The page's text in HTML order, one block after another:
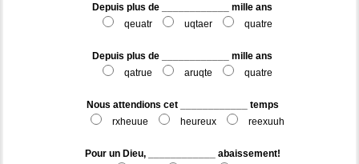
Depuis plus de ____________ mille ans
qeuatr
uqtaer quatre
Depuis plus de ____________ mille ans
qatrue
aruqte quatre
Nous attendions cet ____________ temps
rxheuue
heureux reexuuh
Pour un Dieu, ____________ abaissement!